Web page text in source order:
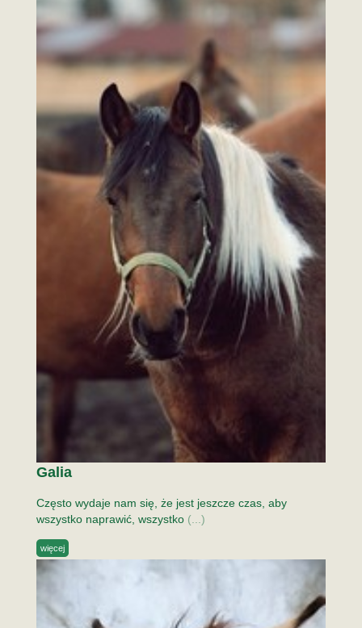
Galia
Często wydaje nam się, że jest jeszcze czas, aby
wszystko naprawić, wszystko (...)
więcej